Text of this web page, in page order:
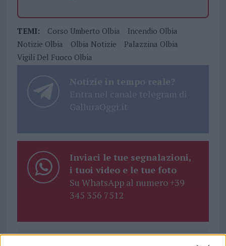
TEMI: Corso Umberto Olbia
Incendio Olbia
Notizie Olbia
Olbia Notizie
Palazzina Olbia
Vigili Del Fuoco Olbia
Notizie in tempo reale?
Entra nel canale telegram di
GalluraOggi.it
Inviaci le tue segnalazioni,
i tuoi video e le tue foto
Su WhatsApp al numero +39
345 356 7512